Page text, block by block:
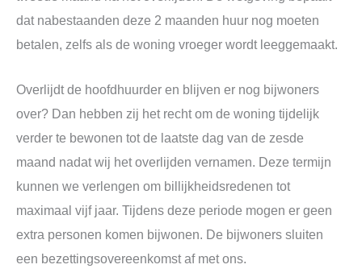
dat nabestaanden deze 2 maanden huur nog moeten
betalen, zelfs als de woning vroeger wordt leeggemaakt.
Overlijdt de hoofdhuurder en blijven er nog bijwoners
over? Dan hebben zij het recht om de woning tijdelijk
verder te bewonen tot de laatste dag van de zesde
maand nadat wij het overlijden vernamen. Deze termijn
kunnen we verlengen om billijkheidsredenen tot
maximaal vijf jaar. Tijdens deze periode mogen er geen
extra personen komen bijwonen. De bijwoners sluiten
een bezettingsovereenkomst af met ons.